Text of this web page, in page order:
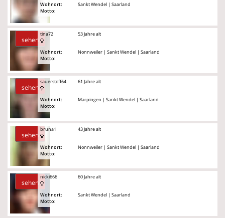
Wohnort:
Motto:
Sankt Wendel | Saarland
sehen
tina72
Wohnort:
Motto:
53 Jahre alt
Nonnweiler | Sankt Wendel | Saarland
sehen
sauerstoff64
Wohnort:
Motto:
61 Jahre alt
Marpingen | Sankt Wendel | Saarland
sehen
bruna1
Wohnort:
Motto:
43 Jahre alt
Nonnweiler | Sankt Wendel | Saarland
sehen
nicki666
Wohnort:
Motto:
60 Jahre alt
Sankt Wendel | Saarland